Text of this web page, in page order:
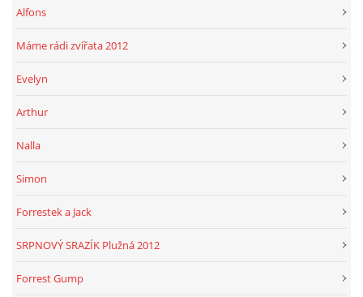
Alfons
Máme rádi zvířata 2012
Evelyn
Arthur
Nalla
Simon
Forrestek a Jack
SRPNOVÝ SRAZÍK Plužná 2012
Forrest Gump